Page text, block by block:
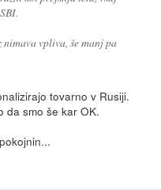
vpliva, še manj pa
tovarno v Rusiji.
da smo še kar OK.